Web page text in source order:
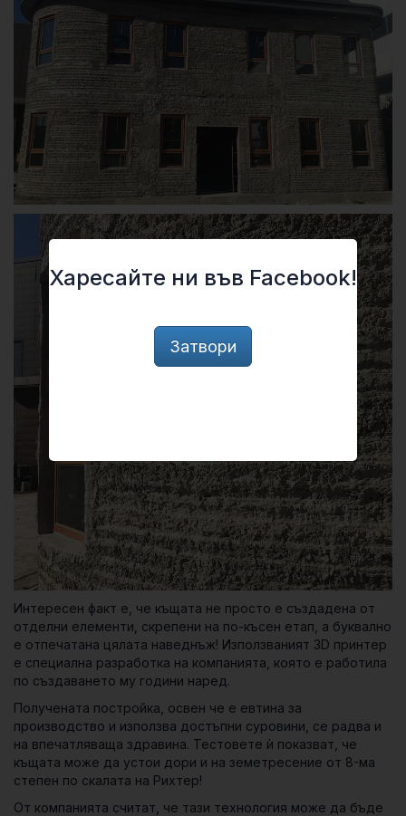
Интересен факт е, че къщата не просто е създадена от
отделни елементи, скрепени на по-късен етап, а буквално
е отпечатана цялата наведнъж! Използваният 3D принтер
е специална разработка на компанията, която е работила
по създаването му години наред.
Получената постройка, освен че е евтина за
производство и използва достъпни суровини, се радва и
на впечатляваща здравина. Тестовете ѝ показват, че
къщата може да устои дори и на земетресение от 8-ма
степен по скалата на Рихтер!
От компанията считат, че тази технология може да бъде
Харесайте ни във Facebook!
Затвори